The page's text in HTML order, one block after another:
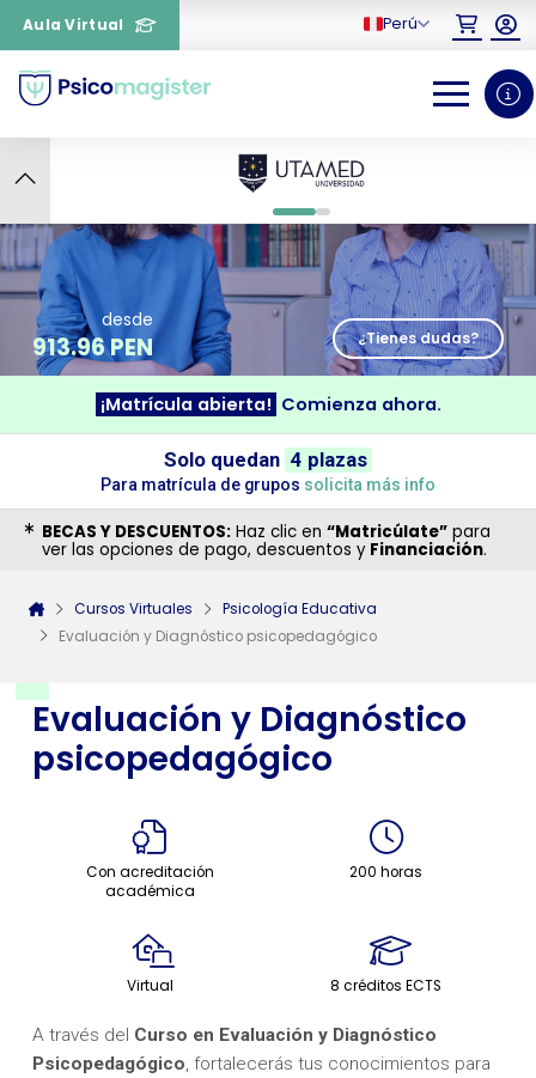
Aula Virtual Perú
0 1
Evaluación y Diagnóstico
psicopedagógico
Con acreditación
académica
200 horas
Virtual 8 créditos ECTS
A través del Curso en Evaluación y Diagnóstico
Psicopedagógico , fortalecerás tus conocimientos para
desde
913.96 PEN ¿Tienes dudas?
¡Matrícula abierta! Comienza ahora.
Solo quedan 4 plazas
Para matrícula de grupos solicita más info
BECAS Y DESCUENTOS: Haz clic en “Matricúlate” para
ver las opciones de pago, descuentos y Financiación.
Cursos Virtuales
Psicología Educativa
Evaluación y Diagnóstico psicopedagógico
¿Necesitas más información
sobre un curso?